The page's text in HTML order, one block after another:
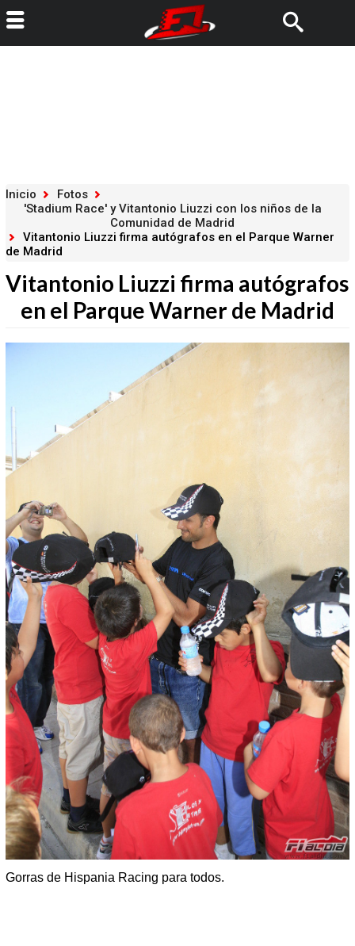
Inicio
Fotos
'Stadium Race' y Vitantonio Liuzzi con los niños de la
Comunidad de Madrid
Vitantonio Liuzzi firma autógrafos en el Parque Warner
de Madrid
Vitantonio Liuzzi firma autógrafos
en el Parque Warner de Madrid
Gorras de Hispania Racing para todos.